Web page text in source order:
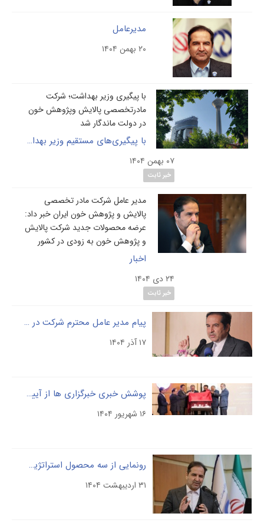
مدیرعامل
با پیگیری وزیر بهداشت؛ شرکت
مادرتخصصی پالایش وپژوهش خون
در دولت ماندگار شد
با پیگیری‌های مستقیم وزیر بهداشت و تصویب هیئت وزیران، شرکت مادر تخصصی پالایش و پژوهش خون، در بدنه دولت تثبیت شد.
خبر ثابت
مدیر عامل شرکت مادر تخصصی
پالایش و پژوهش خون ایران خبر داد:
عرضه محصولات جدید شرکت پالایش
و پژوهش خون به زودی در کشور
خبر ثابت
پیام مدیر عامل محترم شرکت در خصوص گرامیداشت ولادت با سعادت حضرت فاطمه الزهرا (س) و مقام شامخ مادر
پوشش خبری خبرگزاری ها از آیین رونمایی ازسه محصول جدید تجهیزات پزشکی در شرکت مادر تخصصی پالایش و پژوهش خون
۱۶ شهریور ۱۴۰۴
رونمایی از سه محصول استراتژیک سرولوژیک با فناوری بومی در سال «سرمایه گذاری برای تولید»